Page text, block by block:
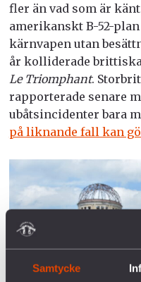
Samtycke
fler än vad som är
amerikanskt B-52-
kärnvapen utan
år kolliderade
Le Triomphant.
rapporterade senare
ubåtsincidenter bara
på liknande fall kan